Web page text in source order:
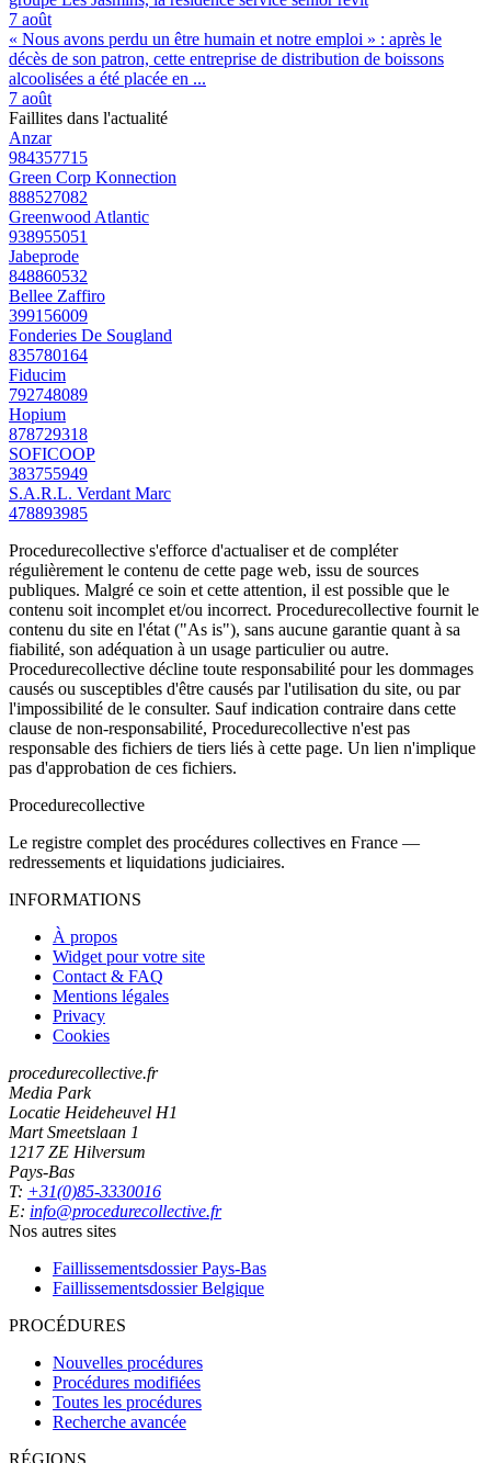
7 août
« Nous avons perdu un être humain et notre emploi » : après le
décès de son patron, cette entreprise de distribution de boissons
alcoolisées a été placée en ...
7 août
Faillites dans l'actualité
Anzar
984357715
Green Corp Konnection
888527082
Greenwood Atlantic
938955051
Jabeprode
848860532
Bellee Zaffiro
399156009
Fonderies De Sougland
835780164
Fiducim
792748089
Hopium
878729318
SOFICOOP
383755949
S.A.R.L. Verdant Marc
478893985
Procedurecollective s'efforce d'actualiser et de compléter
régulièrement le contenu de cette page web, issu de sources
publiques. Malgré ce soin et cette attention, il est possible que le
contenu soit incomplet et/ou incorrect. Procedurecollective fournit le
contenu du site en l'état ("As is"), sans aucune garantie quant à sa
fiabilité, son adéquation à un usage particulier ou autre.
Procedurecollective décline toute responsabilité pour les dommages
causés ou susceptibles d'être causés par l'utilisation du site, ou par
l'impossibilité de le consulter. Sauf indication contraire dans cette
clause de non-responsabilité, Procedurecollective n'est pas
responsable des fichiers de tiers liés à cette page. Un lien n'implique
pas d'approbation de ces fichiers.
Procedurecollective
Le registre complet des procédures collectives en France —
redressements et liquidations judiciaires.
INFORMATIONS
À propos
Widget pour votre site
Contact & FAQ
Mentions légales
Privacy
Cookies
procedurecollective.fr
Media Park
Locatie Heideheuvel H1
Mart Smeetslaan 1
1217 ZE Hilversum
Pays-Bas
T: +31(0)85-3330016
E: info@procedurecollective.fr
Nos autres sites
Faillissementsdossier Pays-Bas
Faillissementsdossier Belgique
PROCÉDURES
Nouvelles procédures
Procédures modifiées
Toutes les procédures
Recherche avancée
RÉGIONS